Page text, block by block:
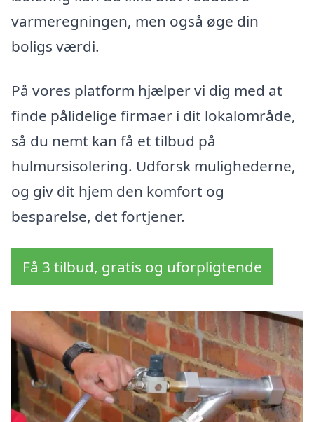
varmeregningen, men også øge din
boligs værdi.
På vores platform hjælper vi dig med at
finde pålidelige firmaer i dit lokalområde,
så du nemt kan få et tilbud på
hulmursisolering. Udforsk mulighederne,
og giv dit hjem den komfort og
besparelse, det fortjener.
Få 3 tilbud, gratis og uforpligtende